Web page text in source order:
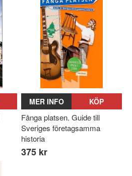
MER INFO KÖP
Fånga platsen. Guide till
Sveriges företagsamma
historia
375 kr